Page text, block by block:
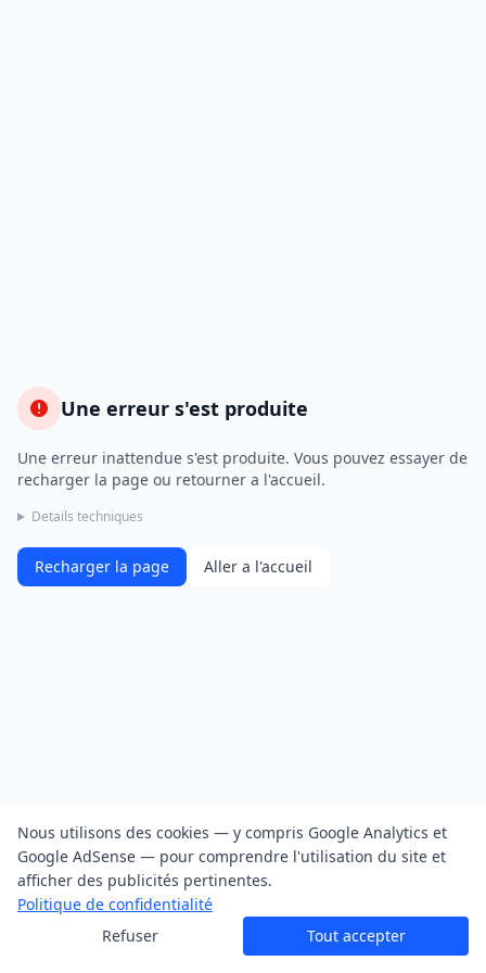
Une erreur s'est produite
Une erreur inattendue s'est produite. Vous pouvez essayer de
recharger la page ou retourner a l'accueil.
Details techniques
Recharger la page Aller a l'accueil
Nous utilisons des cookies — y compris Google Analytics et
Google AdSense — pour comprendre l'utilisation du site et
afficher des publicités pertinentes.
Politique de confidentialité
Refuser
Tout accepter